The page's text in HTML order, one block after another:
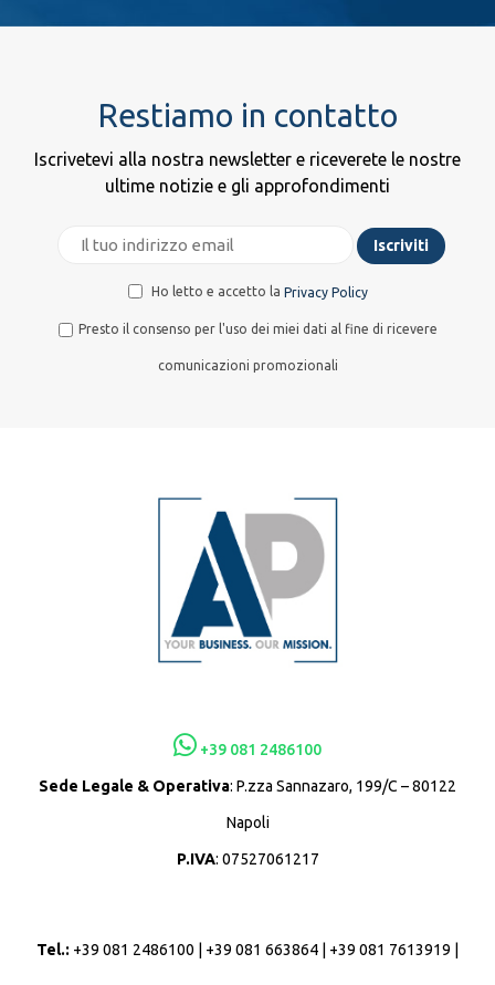
Restiamo in contatto
Iscrivetevi alla nostra newsletter e riceverete le nostre
ultime notizie e gli approfondimenti
Ho letto e accetto la Privacy Policy
Presto il consenso per l'uso dei miei dati al fine di ricevere
comunicazioni promozionali
+39 081 2486100
Sede Legale & Operativa: P.zza Sannazaro, 199/C – 80122
Napoli
P.IVA: 07527061217
Tel.: +39 081 2486100 | +39 081 663864 | +39 081 7613919 |